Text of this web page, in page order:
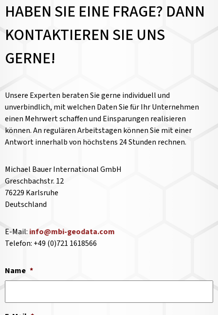
HABEN SIE EINE FRAGE? DANN
KONTAKTIEREN SIE UNS
GERNE!
Unsere Experten beraten Sie gerne individuell und
unverbindlich, mit welchen Daten Sie für Ihr Unternehmen
einen Mehrwert schaffen und Einsparungen realisieren
können. An regulären Arbeitstagen können Sie mit einer
Antwort innerhalb von höchstens 24 Stunden rechnen.
Michael Bauer International GmbH
Greschbachstr. 12
76229 Karlsruhe
Deutschland
E-Mail: info@mbi-geodata.com
Telefon: +49 (0)721 1618566
Name *